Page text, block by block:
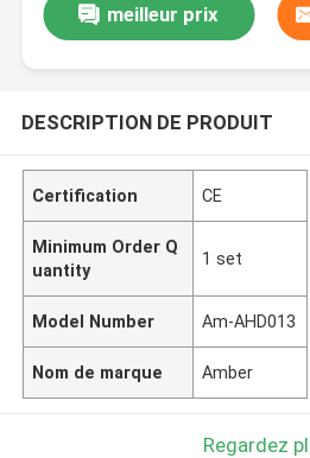
meilleur prix
DESCRIPTION DE PRODUIT
Certification CE
Minimum Order Q
uantity
1 set
Model Number Am-AHD013
Nom de marque Amber
Regardez